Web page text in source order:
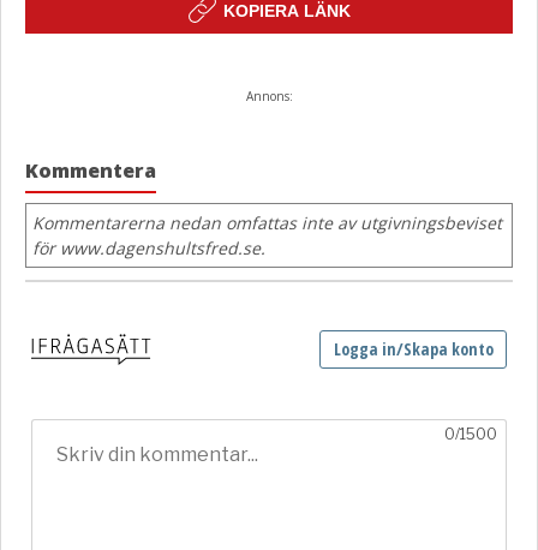
KOPIERA LÄNK
Annons:
Kommentera
Kommentarerna nedan omfattas inte av utgivningsbeviset
för www.dagenshultsfred.se.